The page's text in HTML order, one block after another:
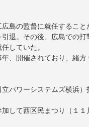
島の監督に就任するこ
退。その後、広島での打
していた。
、開催されており、緒
パワーシステムズ横浜）
して西区民まつり（１１